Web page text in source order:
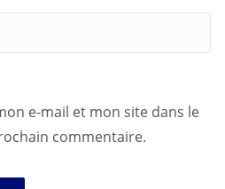
e-mail et mon site dans le
commentaire.